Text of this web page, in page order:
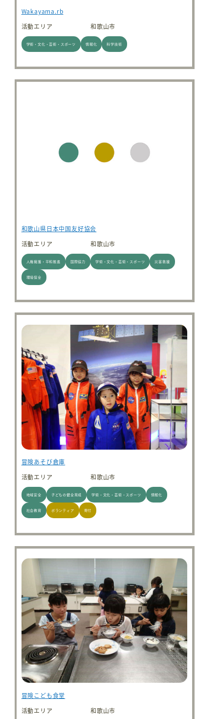
Wakayama.rb
活動エリア
和歌山市
学術・文化・芸術・スポーツ 情報化 科学技術
和歌山県日本中国友好協会
活動エリア
和歌山市
人権擁護・平和推進 国際協力 学術・文化・芸術・スポーツ 災害救援
環境保全
冒険あそび倉庫
活動エリア
和歌山市
地域安全 子どもの健全育成 学術・文化・芸術・スポーツ 情報化
社会教育 ボランティア 寄付
冒険こども食堂
活動エリア
和歌山市